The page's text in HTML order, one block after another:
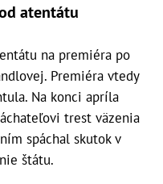
atentátu
na premiéra po
Premiéra vtedy
Na konci apríla
trest väzenia
spáchal skutok v
štátu.